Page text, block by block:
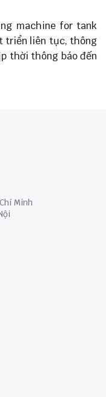
machine for tank
triển liên tục, thông
thời thông báo đến
Minh